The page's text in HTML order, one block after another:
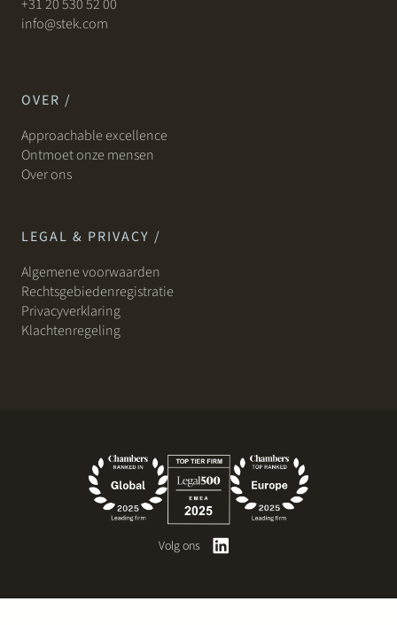
+31 20 530 52 00
info@stek.com
OVER /
Approachable excellence
Ontmoet onze mensen
Over ons
LEGAL & PRIVACY /
Algemene voorwaarden
Rechtsgebiedenregistratie
Privacyverklaring
Klachtenregeling
Volg ons